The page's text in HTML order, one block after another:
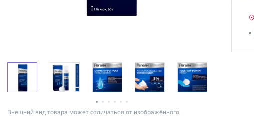
Bнешний вид товара может отличаться от изображённого